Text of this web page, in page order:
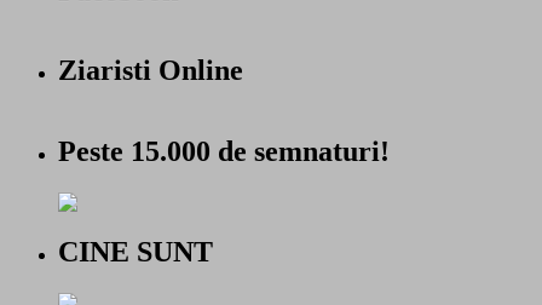
Ziaristi Online
Peste 15.000 de semnaturi!
CINE SUNT